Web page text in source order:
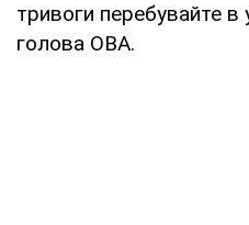
тривоги перебувайте в
голова ОВА.